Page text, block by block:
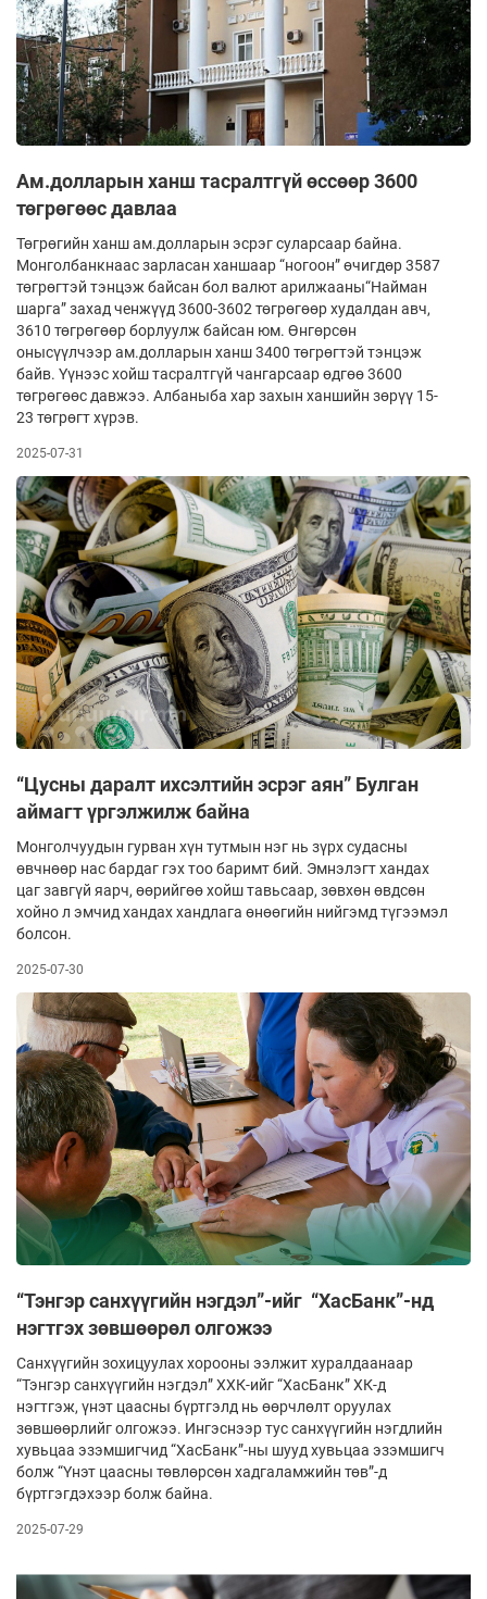
Ам.долларын ханш тасралтгүй өссөөр 3600
төгрөгөөс давлаа
Төгрөгийн ханш ам.долларын эсрэг суларсаар байна.
Монголбанкнаас зарласан ханшаар “ногоон” өчигдөр 3587
төгрөгтэй тэнцэж байсан бол валют арилжааны“Найман
шарга” захад ченжүүд 3600-3602 төгрөгөөр худалдан авч,
3610 төгрөгөөр борлуулж байсан юм. Өнгөрсөн
онысүүлчээр ам.долларын ханш 3400 төгрөгтэй тэнцэж
байв. Үүнээс хойш тасралтгүй чангарсаар өдгөө 3600
төгрөгөөс давжээ. Албаныба хар захын ханшийн зөрүү 15-
23 төгрөгт хүрэв.
2025-07-31
“Цусны даралт ихсэлтийн эсрэг аян” Булган
аймагт үргэлжилж байна
Монголчуудын гурван хүн тутмын нэг нь зүрх судасны
өвчнөөр нас бардаг гэх тоо баримт бий. Эмнэлэгт хандах
цаг завгүй яарч, өөрийгөө хойш тавьсаар, зөвхөн өвдсөн
хойно л эмчид хандах хандлага өнөөгийн нийгэмд түгээмэл
болсон.
2025-07-30
“Тэнгэр санхүүгийн нэгдэл”-ийг “ХасБанк”-нд
нэгтгэх зөвшөөрөл олгожээ
Санхүүгийн зохицуулах хорооны ээлжит хуралдаанаар
“Тэнгэр санхүүгийн нэгдэл” ХХК-ийг “ХасБанк” ХК-д
нэгтгэж, үнэт цаасны бүртгэлд нь өөрчлөлт оруулах
зөвшөөрлийг олгожээ. Ингэснээр тус санхүүгийн нэгдлийн
хувьцаа эзэмшигчид “ХасБанк”-ны шууд хувьцаа эзэмшигч
болж “Үнэт цаасны төвлөрсөн хадгаламжийн төв”-д
бүртгэгдэхээр болж байна.
2025-07-29